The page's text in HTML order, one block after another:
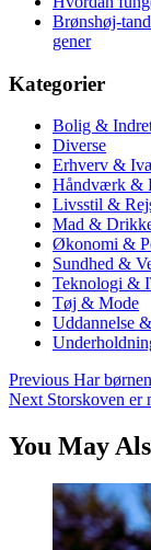
Brønshøj-
gener
Kategorier
Bolig &
Diverse
Erhverv &
Håndværk &
Livsstil &
Mad &
Økonomi &
Sundhed &
Teknologi &
Tøj & Mode
Uddannelse
Previous Har
Next Storskoven er
You May